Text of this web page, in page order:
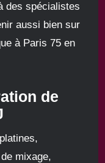
des spécialistes
aussi bien sur
à Paris 75 en
de
mixage,